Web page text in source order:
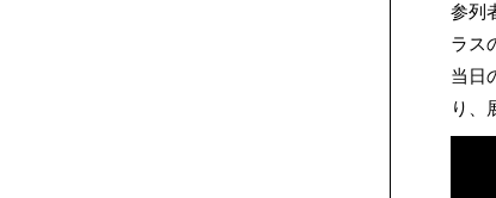
参列
ラス
当日
り、